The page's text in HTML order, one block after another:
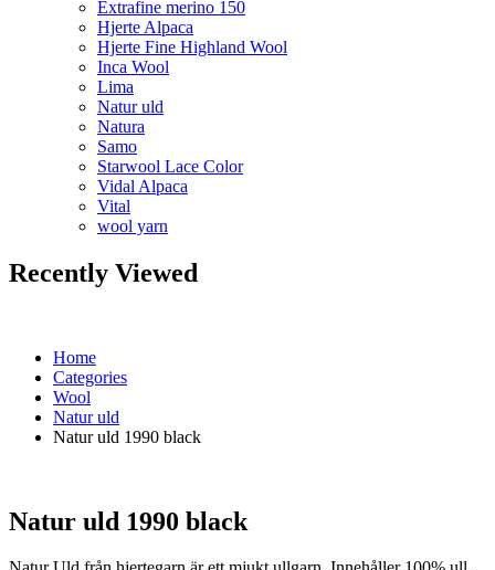
Extrafine merino 150
Hjerte Alpaca
Hjerte Fine Highland Wool
Inca Wool
Lima
Natur uld
Natura
Samo
Starwool Lace Color
Vidal Alpaca
Vital
wool yarn
Recently Viewed
Home
Categories
Wool
Natur uld
Natur uld 1990 black
Natur uld 1990 black